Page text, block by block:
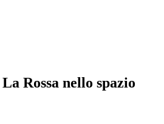
La Rossa nello spazio